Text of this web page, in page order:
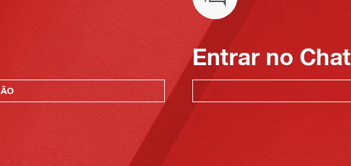
Entrar no Chat